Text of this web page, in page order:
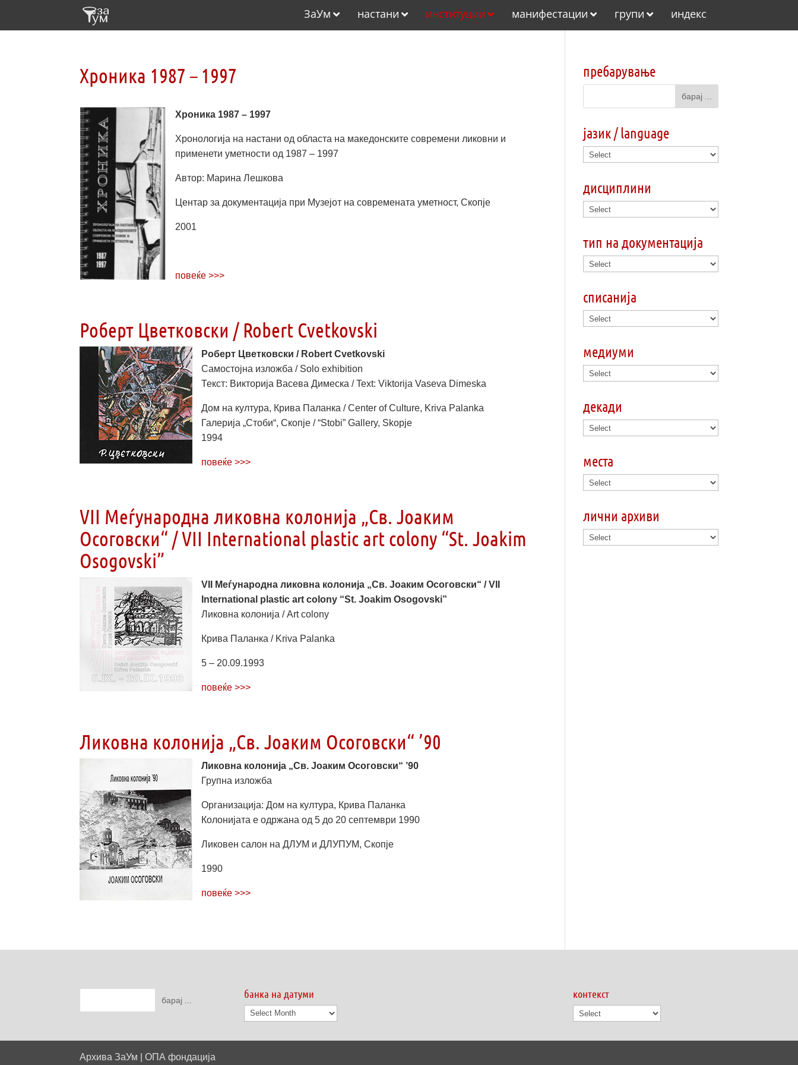
ЗаУм настани институции манифестации групи индекс
Хроника 1987 – 1997
Хроника 1987 – 1997
Хронологија на настани од областа на македонските современи ликовни и
применети уметности од 1987 – 1997
Автор: Марина Лешкова
Центар за документација при Музејот на современата уметност, Скопје
2001
повеќе >>>
Роберт Цветковски / Robert Cvetkovski
Роберт Цветковски / Robert Cvetkovski
Самостојна изложба / Solo exhibition
Текст: Викторија Васева Димеска / Text: Viktorija Vaseva Dimeska
Дом на култура, Крива Паланка / Center of Culture, Kriva Palanka
Галерија „Стоби“, Скопје / “Stobi” Gallery, Skopje
1994
повеќе >>>
VII Меѓународна ликовна колонија „Св. Јоаким
Осоговски“ / VII International plastic art colony “St. Joakim
Osogovski”
VII Меѓународна ликовна колонија „Св. Јоаким Осоговски“ / VII
International plastic art colony “St. Joakim Osogovski”
Ликовна колонија / Art colony
Крива Паланка / Kriva Palanka
5 – 20.09.1993
повеќе >>>
Ликовна колонија „Св. Јоаким Осоговски“ ’90
Ликовна колонија „Св. Јоаким Осоговски“ ’90
Групна изложба
Организација: Дом на култура, Крива Паланка
Колонијата е одржана од 5 до 20 септември 1990
Ликовен салон на ДЛУМ и ДЛУПУМ, Скопје
1990
повеќе >>>
пребарување
јазик / language
дисциплини
тип на документација
списанија
медиуми
декади
места
лични архиви
банка на датуми
банка
контекст
Архива ЗаУм | ОПА фондација